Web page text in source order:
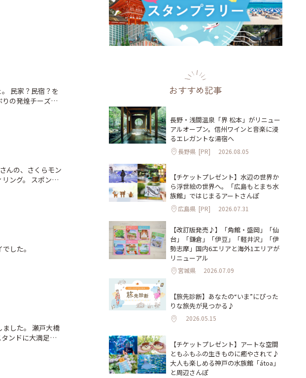
民家？民宿？を
の発煌チーズケ
とのことで、カ
香りがなんとも
んの、さくらモン
ング。 スポンジ
ケーキでした🌸
した。
した。 瀬戸大橋
ンドに大満足で
る東屋展望台は
おすすめ記事
長野・浅間温泉「界 松本」がリニュー
アルオープン。信州ワインと音楽に浸
るエレガントな湯宿へ
長野県 [PR] 2026.08.05
【チケットプレゼント】水辺の世界か
ら浮世絵の世界へ。「広島もとまち水
族館」ではじまるアートさんぽ
広島県 [PR] 2026.07.31
【改訂版発売♪】「角館・盛岡」「仙
台」「鎌倉」「伊豆」「軽井沢」「伊
勢志摩」国内6エリアと海外1エリアが
リニューアル
宮城県 2026.07.09
【旅先診断】あなたの“いま”にぴった
りな旅先が見つかる♪
2026.05.15
【チケットプレゼント】アートな空間
ともふもふの生きものに癒やされて♪
大人も楽しめる神戸の水族館「átoa」
と周辺さんぽ